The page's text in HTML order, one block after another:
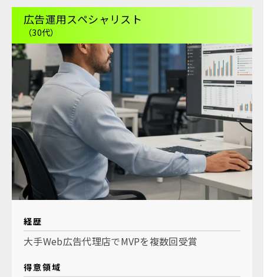
広告運用スペシャリスト
（30代）
経歴
大手Web広告代理店でMVPを複数回受賞
得意領域